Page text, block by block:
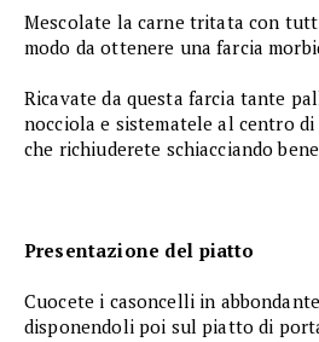
Mescolate la carne tritata con
modo da ottenere una farcia
Ricavate da questa farcia tante
nocciola e sistematele al centro
che richiuderete schiacciando
Presentazione del piatto
Cuocete i casoncelli in
disponendoli poi sul piatto di